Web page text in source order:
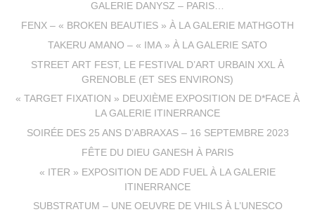
GALERIE DANYSZ – PARIS…
FENX – « BROKEN BEAUTIES » À LA GALERIE MATHGOTH
TAKERU AMANO – « IMA » À LA GALERIE SATO
STREET ART FEST, LE FESTIVAL D’ART URBAIN XXL À
GRENOBLE (ET SES ENVIRONS)
« TARGET FIXATION » DEUXIÈME EXPOSITION DE D*FACE À
LA GALERIE ITINERRANCE
SOIRÉE DES 25 ANS D’ABRAXAS – 16 SEPTEMBRE 2023
FÊTE DU DIEU GANESH À PARIS
« ITER » EXPOSITION DE ADD FUEL À LA GALERIE
ITINERRANCE
SUBSTRATUM – UNE OEUVRE DE VHILS À L’UNESCO